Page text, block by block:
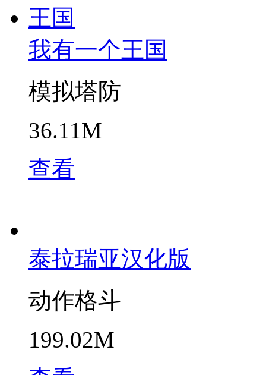
我有一个王国
模拟塔防
36.11M
查看
泰拉瑞亚汉化版
动作格斗
199.02M